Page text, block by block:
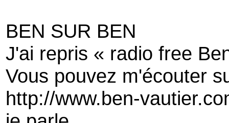
BEN SUR BEN
J'ai repris « radio free
Vous pouvez m'écouter
http://www.ben-